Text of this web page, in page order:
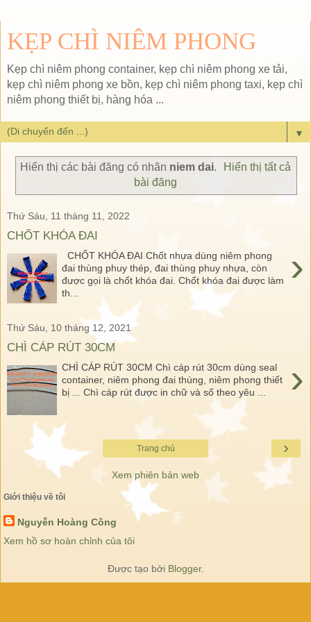
KẸP CHÌ NIÊM PHONG
Kẹp chì niêm phong container, kẹp chì niêm phong xe tải,
kẹp chì niêm phong xe bồn, kẹp chì niêm phong taxi, kẹp chì
niêm phong thiết bị, hàng hóa ...
▼
Hiển thị các bài đăng có nhãn niem dai.
Hiển thị tất cả
bài đăng
Thứ Sáu, 11 tháng 11, 2022
CHỐT KHÓA ĐAI
›
CHỐT KHÓA ĐAI Chốt nhựa dùng niêm phong
đai thùng phuy thép, đai thùng phuy nhựa, còn
được gọi là chốt khóa đai. Chốt khóa đai được làm
th...
Thứ Sáu, 10 tháng 12, 2021
CHÌ CÁP RÚT 30CM
›
CHÌ CÁP RÚT 30CM Chì cáp rút 30cm dùng seal
container, niêm phong đai thùng, niêm phong thiết
bị ... Chì cáp rút được in chữ và số theo yêu ...
›
Trang chủ
Xem phiên bản web
Giới thiệu về tôi
Nguyễn Hoàng Công
Xem hồ sơ hoàn chỉnh của tôi
Được tạo bởi Blogger.